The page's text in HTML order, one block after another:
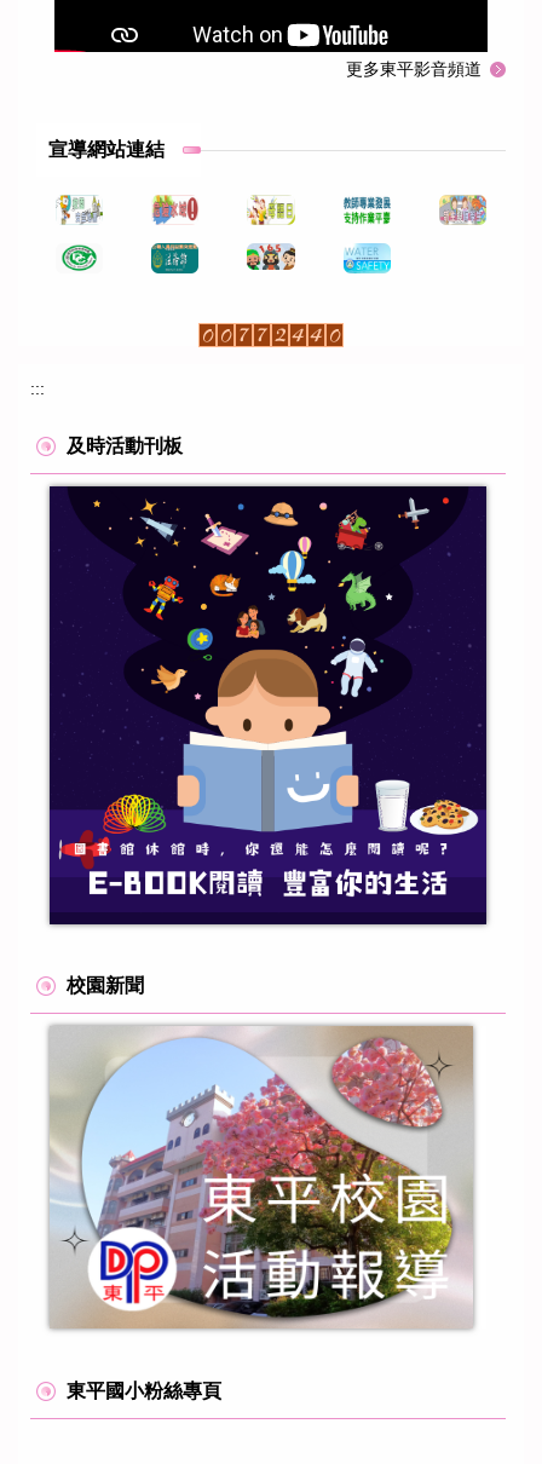
東平國小112學年度下學期英單影片第十五週
更多東平影音頻道
宣導網站連結
:::
及時活動刊板
校園新聞
東平國小粉絲專頁